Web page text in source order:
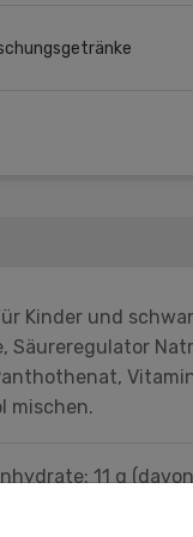
Kinder und
Säureregulator
mischen.
11 g